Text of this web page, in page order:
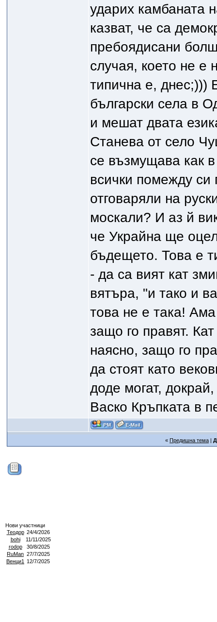
ударих камбаната
казват, че са
пребоядисани
случая, което не е
типична е, днес;)))
български села в
и мешат двата
Станева от село
се възмущава как
всички помежду си
отговаряли на
москали? И аз й
че Украйна ще
бъдещето. Това е
- да са вият кат
вятъра, "и тако и
това не е така!
защо го правят.
наясно, защо го
да стоят като
доде могат,
Васко Кръпката в
« Предишна тема|
Нови участници
Теодор 24/4/2026
bohi
11/11/2025
rodop
30/8/2025
RuMan 27/7/2025
Венци1
12/7/2025